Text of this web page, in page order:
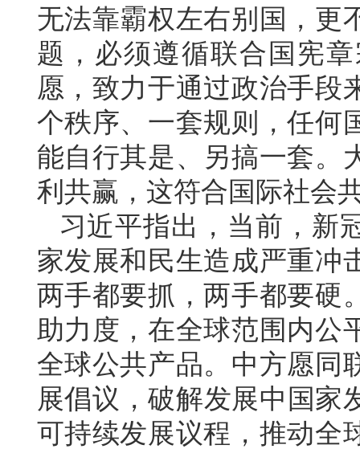
无法靠霸权左右别国，更
题，必须遵循联合国宪
愿，致力于通过政治手段
个秩序、一套规则，任何
能自行其是、另搞一套。
利共赢，这符合国际社会
习近平指出，当前，新
家发展和民生造成严重冲
两手都要抓，两手都要硬
助力度，在全球范围内公
全球公共产品。中方愿同
展倡议，破解发展中国家
可持续发展议程，推动全